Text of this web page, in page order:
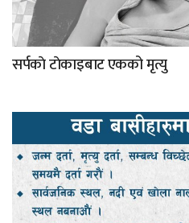
सर्पकाे टाेकाइबाट एकको मृत्यु